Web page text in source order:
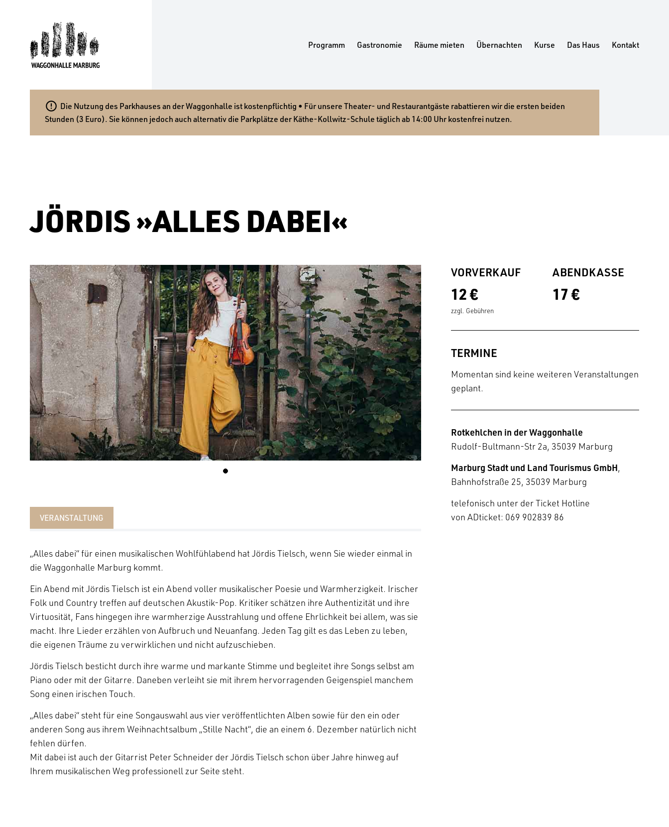
Programm Gastronomie Räume mieten Übernachten Kurse Das Haus Kontakt
 Die Nutzung des Parkhauses an der Waggonhalle ist kostenpflichtig • Für unsere Theater- und Restaurantgäste rabattieren wir die ersten beiden
Stunden (3 Euro). Sie können jedoch auch alternativ die Parkplätze der Käthe-Kollwitz-Schule täglich ab 14:00 Uhr kostenfrei nutzen.
JÖRDIS »ALLES DABEI«
VERANSTALTUNG
„Alles dabei“ für einen musikalischen Wohlfühlabend hat Jördis Tielsch, wenn Sie wieder einmal in
die Waggonhalle Marburg kommt.
Ein Abend mit Jördis Tielsch ist ein Abend voller musikalischer Poesie und Warmherzigkeit. Irischer
Folk und Country treffen auf deutschen Akustik-Pop. Kritiker schätzen ihre Authentizität und ihre
Virtuosität, Fans hingegen ihre warmherzige Ausstrahlung und offene Ehrlichkeit bei allem, was sie
macht. Ihre Lieder erzählen von Aufbruch und Neuanfang. Jeden Tag gilt es das Leben zu leben,
die eigenen Träume zu verwirklichen und nicht aufzuschieben.
Jördis Tielsch besticht durch ihre warme und markante Stimme und begleitet ihre Songs selbst am
Piano oder mit der Gitarre. Daneben verleiht sie mit ihrem hervorragenden Geigenspiel manchem
Song einen irischen Touch.
„Alles dabei“ steht für eine Songauswahl aus vier veröffentlichten Alben sowie für den ein oder
anderen Song aus ihrem Weihnachtsalbum „Stille Nacht“, die an einem 6. Dezember natürlich nicht
fehlen dürfen.
Mit dabei ist auch der Gitarrist Peter Schneider der Jördis Tielsch schon über Jahre hinweg auf
Ihrem musikalischen Weg professionell zur Seite steht.
VORVERKAUF
12 €
zzgl. Gebühren
ABENDKASSE
17 €
TERMINE
Momentan sind keine weiteren Veranstaltungen
geplant.
Rotkehlchen in der Waggonhalle
Rudolf-Bultmann-Str 2a, 35039 Marburg
Marburg Stadt und Land Tourismus GmbH,
Bahnhofstraße 25, 35039 Marburg
telefonisch unter der Ticket Hotline
von ADticket: 069 902839 86